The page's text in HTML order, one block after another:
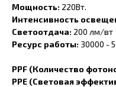
Mощность: 220Вт.
Интенсивность
Светоотдача: 200 лм/вт
Ресурс работы: 30000 -
PPF (Количество
PPE (Световая